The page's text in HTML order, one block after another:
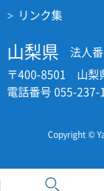
リンク集
山梨県
法人
〒400-8501 山梨
電話番号 055-237-
Copyright ©